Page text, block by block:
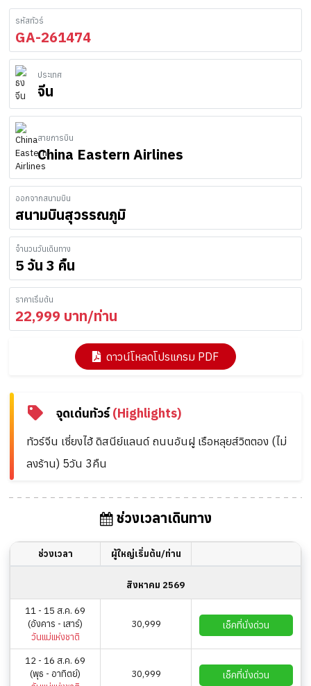
รหัสทัวร์
GA-261474
ประเทศ
จีน
สายการบิน
China Eastern Airlines
ออกจากสนามบิน
สนามบินสุวรรณภูมิ
จำนวนวันเดินทาง
5 วัน 3 คืน
ราคาเริ่มต้น
22,999 บาท/ท่าน
ดาวน์โหลดโปรแกรม PDF
จุดเด่นทัวร์(Highlights)
ทัวร์จีน เซี่ยงไฮ้ ดิสนีย์แลนด์ ถนนอันฝู เรือหลุยส์วิตตอง (ไม่
ลงร้าน) 5วัน 3คืน
ช่วงเวลาเดินทาง
ช่วงเวลา ผู้ใหญ่เริ่มต้น/ท่าน
สิงหาคม 2569
11 - 15 ส.ค. 69
(อังคาร - เสาร์)
วันแม่แห่งชาติ
30,999 เช็คที่นั่งด่วน
12 - 16 ส.ค. 69
(พุธ - อาทิตย์)
30,999 เช็คที่นั่งด่วน